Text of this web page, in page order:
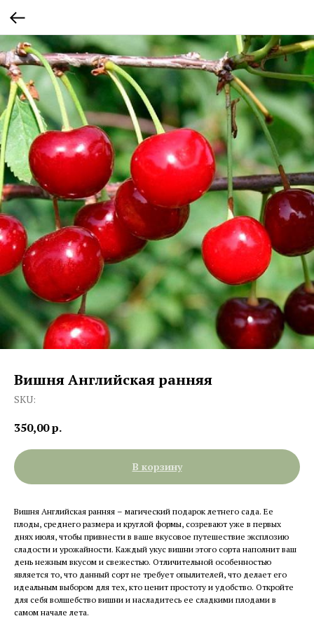
Вишня Английская ранняя
SKU:
350,00р.
В корзину
Вишня Английская ранняя – магический подарок летнего сада. Ее
плоды, среднего размера и круглой формы, созревают уже в первых
днях июля, чтобы привнести в ваше вкусовое путешествие эксплозию
сладости и урожайности. Каждый укус вишни этого сорта наполнит ваш
день нежным вкусом и свежестью. Отличительной особенностью
является то, что данный сорт не требует опылителей, что делает его
идеальным выбором для тех, кто ценит простоту и удобство. Откройте
для себя волшебство вишни и насладитесь ее сладкими плодами в
самом начале лета.